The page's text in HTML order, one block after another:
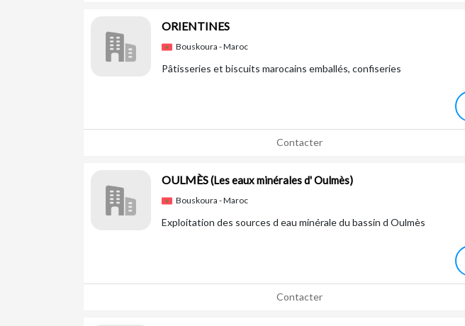
ORIENTINES
Bouskoura - Maroc
Pâtisseries et biscuits marocains emballés, confiseries
Contacter
OULMÈS(Les eaux minérales d' Oulmès)
Bouskoura - Maroc
Exploitation des sources d eau minérale du bassin d Oulmès
Contacter